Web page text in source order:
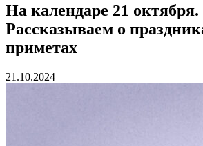
На календаре 21 октября.
Рассказываем о
приметах
21.10.2024